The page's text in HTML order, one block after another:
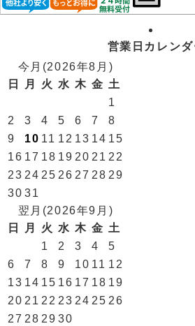
営業日カレンダ
今月(2026年8月)
日
月 火 水 木 金 土
1
2
3 4 5 6 7
8
9
10 11 12 13 14 15
16 17 18 19 20 21 22
23 24 25 26 27 28 29
30 31
翌月(2026年9月)
日
月 火 水 木 金 土
1
2 3 4
5
6
7 8 9 10 11 12
13 14 15 16 17 18 19
20 21 22 23 24 25 26
27 28 29 30